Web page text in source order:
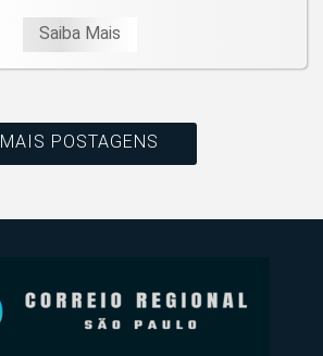
Saiba Mais
MAIS POSTAGENS